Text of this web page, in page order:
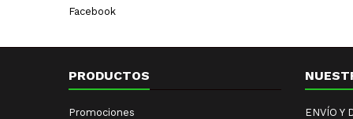
Facebook
PRODUCTOS
Promociones ENVÍO Y